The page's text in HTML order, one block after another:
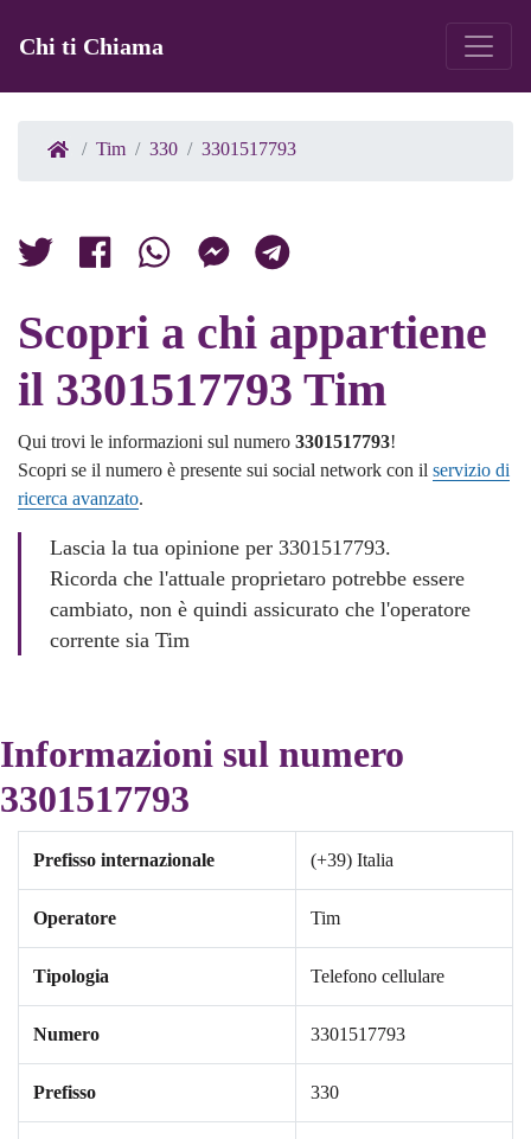
Chi ti Chiama
Tim 330 3301517793
Scopri a chi appartiene
il 3301517793 Tim
Qui trovi le informazioni sul numero 3301517793!
Scopri se il numero è presente sui social network con il servizio di
ricerca avanzato.
Lascia la tua opinione per 3301517793.
Ricorda che l'attuale proprietaro potrebbe essere
cambiato, non è quindi assicurato che l'operatore
corrente sia Tim
Informazioni sul numero
3301517793
Prefisso internazionale (+39) Italia
Operatore Tim
Tipologia Telefono cellulare
Numero 3301517793
Prefisso 330